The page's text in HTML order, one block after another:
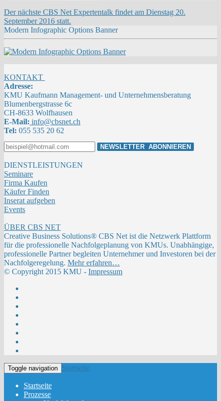
Der nächste CBS Net Expertentalk findet am Dienstag 20.
September 2016 statt.
Modern Infographic Options Banner
KONTAKT
Adresse:
KMU Kaufmann Management- und Unternehmensberatung
Blumenbergstrasse 6c
CH-8633 Wolfhausen
E-Mail: info@cbsnet.ch
Tel: 055 535 20 62
DIENSTLEISTUNGEN
Seminare
Firma Kaufen
Käufer Finden
Inserat aufgeben
Events
ÜBER CBS NET
Creative Business Solutions® CBS Net ist die Netzwerk Plattform
für die professionelle Nachfolgeplanung von KMUs. Unabhängige,
professionelle Partner begleiten Unternehmer und Investoren bei der
Nachfolgeregelung. Mehr erfahren…
© Copyright 2015 KMU - Impressum
Toggle navigation Startseite
Startseite
Prozesse